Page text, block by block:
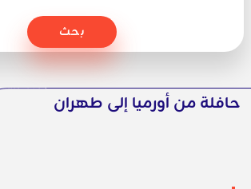
بحث
حافلة من أورميا إلى طهران